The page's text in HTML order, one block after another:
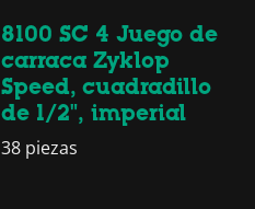
8100 SC 4 Juego de
carraca Zyklop
Speed, cuadradillo
de 1/2", imperial
38 piezas